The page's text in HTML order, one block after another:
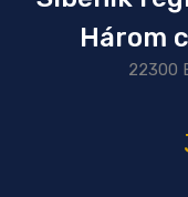
Három
22300